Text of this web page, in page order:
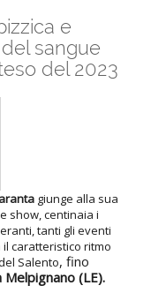
e
sangue
del 2023
giunge alla sua
show,centinaia i
tanti gli eventi
il caratteristico ritmo
Salento, fino
Melpignano (LE).